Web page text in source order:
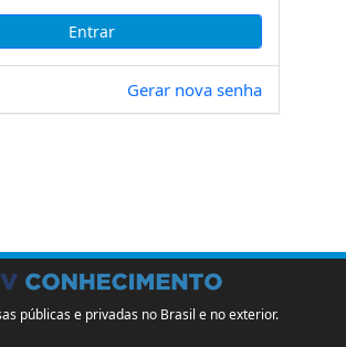
Gerar nova senha
públicas e privadas no Brasil e no exterior.